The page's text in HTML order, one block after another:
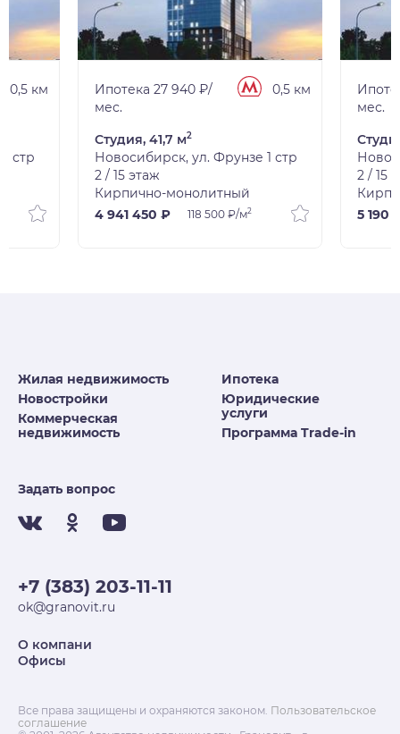
0,5 км
стр
Ипотека 27 940 ₽/
мес.
0,5 км
Студия, 41,7 м2
Новосибирск, ул. Фрунзе 1 стр
2 / 15 этаж
Кирпично-монолитный
4 941 450 ₽
118 500 ₽/м2
мес.
2 / 15
5 190
Жилая недвижимость
Новостройки
Коммерческая
недвижимость
Ипотека
Юридические
услуги
Программа Trade-in
Задать вопрос
+7 (383) 203-11-11
ok@granovit.ru
О компани
Офисы
Все права защищены и охраняются законом. Пользовательское
соглашение